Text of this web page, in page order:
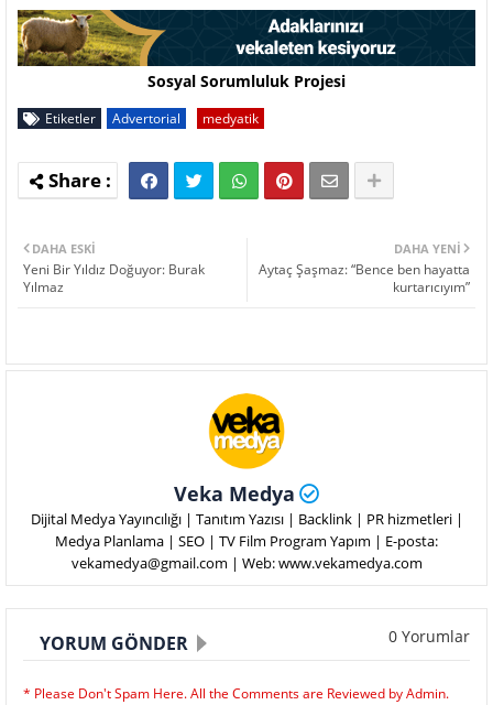
Sosyal Sorumluluk Projesi
Etiketler Advertorial medyatik
DAHA YENI
Aytaç Şaşmaz: “Bence ben hayatta
kurtarıcıyım”
DAHA ESKI
Yeni Bir Yıldız Doğuyor: Burak
Yılmaz
Veka Medya
Dijital Medya Yayıncılığı | Tanıtım Yazısı | Backlink | PR hizmetleri |
Medya Planlama | SEO | TV Film Program Yapım | E-posta:
vekamedya@gmail.com | Web: www.vekamedya.com
YORUM GÖNDER 0 Yorumlar
* Please Don't Spam Here. All the Comments are Reviewed by Admin.